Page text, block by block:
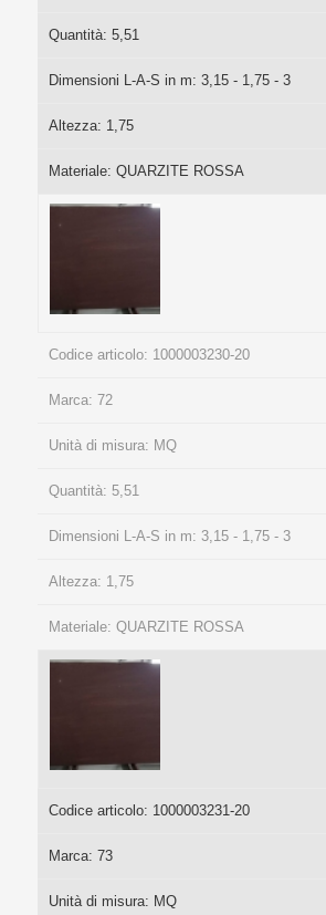
Quantità: 5,51
Dimensioni L-A-S in m: 3,15 - 1,75 - 3
Altezza: 1,75
Materiale: QUARZITE ROSSA
Codice articolo: 1000003230-20
Marca: 72
Unità di misura: MQ
Quantità: 5,51
Dimensioni L-A-S in m: 3,15 - 1,75 - 3
Altezza: 1,75
Materiale: QUARZITE ROSSA
Codice articolo: 1000003231-20
Marca: 73
Unità di misura: MQ